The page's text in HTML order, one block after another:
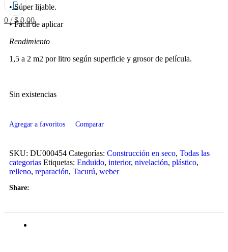
0 / $0,00
• Súper lijable.
• Fácil de aplicar
Rendimiento
1,5 a 2 m2 por litro según superficie y grosor de película.
Sin existencias
Agregar a favoritos Comparar
SKU: DU000454 Categorías: Construcción en seco, Todas las
categorias Etiquetas: Enduido, interior, nivelación, plástico,
relleno, reparación, Tacurú, weber
Share: